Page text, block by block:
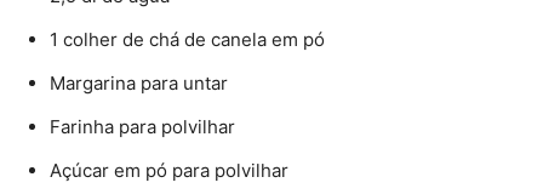
1 colher de chá de canela em pó
Margarina para untar
Farinha para polvilhar
Açúcar em pó para polvilhar